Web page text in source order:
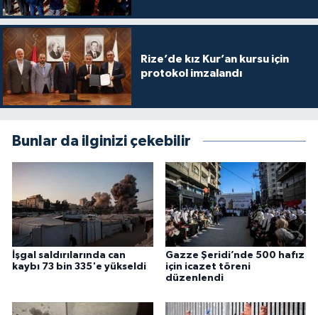
Rize’de kız Kur’an kursu için
protokol imzalandı
Bunlar da ilginizi çekebilir
İşgal saldırılarında can
kaybı 73 bin 335'e yükseldi
Gazze Şeridi’nde 500 hafız
için icazet töreni
düzenlendi
Konya Müftülüğü
Kütahya Müftülüğü
Malatya Müftülüğü
Manisa Müftülüğü
Mardin Müftülüğü
Mersin Müftülüğü
Muğla Müftülüğü